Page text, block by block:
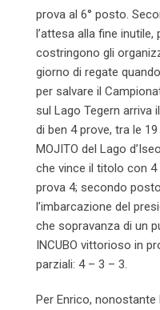
prova al 6° posto.
l’attesa alla fine
costringono gli
giorno di regate
per salvare il
sul Lago Tegern arriva
di ben 4 prove, tra le
MOJITO del Lago
che vince il titolo con
prova 4; secondo
l’imbarcazione del
che sopravanza di un
INCUBO vittorioso in
parziali: 4 – 3 – 3.
Per Enrico,